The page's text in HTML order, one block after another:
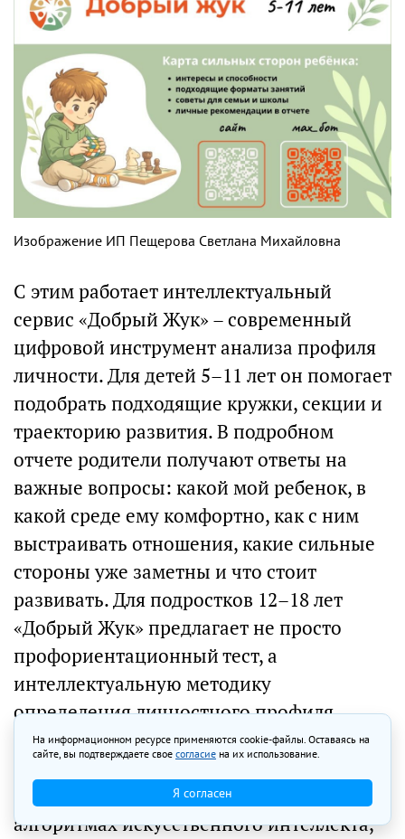
Изображение ИП Пещерова Светлана Михайловна
С этим работает интеллектуальный
сервис «Добрый Жук» – современный
цифровой инструмент анализа профиля
личности. Для детей 5–11 лет он помогает
подобрать подходящие кружки, секции и
траекторию развития. В подробном
отчете родители получают ответы на
важные вопросы: какой мой ребенок, в
какой среде ему комфортно, как с ним
выстраивать отношения, какие сильные
стороны уже заметны и что стоит
развивать. Для подростков 12–18 лет
«Добрый Жук» предлагает не просто
профориентационный тест, а
интеллектуальную методику
определения личностного профиля,
способностей и возможной
профессиональной траектории. Методика
основана на научном подходе и
алгоритмах искусственного интеллекта,
На информационном ресурсе применяются cookie-файлы. Оставаясь на
сайте, вы подтверждаете свое согласие на их использование.
Я согласен